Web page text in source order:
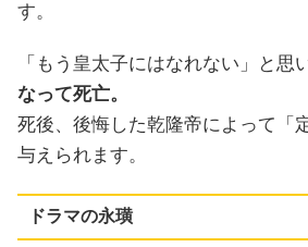
す。
「もう皇太子にはなれない」と思
なって死亡。
死後、後悔した乾隆帝によって「
与えられます。
ドラマの永璜